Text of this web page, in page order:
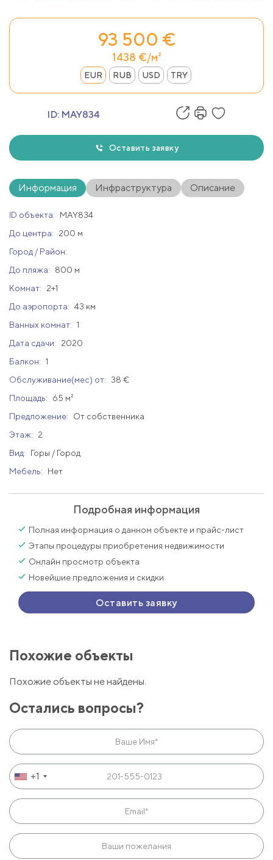
93 500 €
1438 €/м²
EUR RUB USD TRY
ID: MAY834
Оставить заявку
Информация Инфраструктура Описание
ID объекта:
MAY834
До центра:
200 м
Город / Район:
До пляжа:
800 м
Комнат:
2+1
До аэропорта: 43 км
Ванных комнат: 1
Дата сдачи:
2020
Балкон: 1
Обслуживание(мес) от:
38 €
Площадь:
65 м²
Предложение:
От собственника
Этаж:
2
Вид:
Горы / Город
Мебель:
Нет
Подробная информация
Полная информация о данном объекте и прайс-лист
Этапы процедуры приобретения недвижимости
Онлайн просмотр объекта
Новейшие предложения и скидки
Оставить заявку
Похожие объекты
Похожие объекты не найдены.
Остались вопросы?
+1